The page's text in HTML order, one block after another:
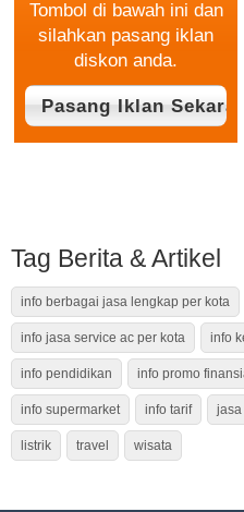
Tombol di bawah ini dan
silahkan pasang iklan
diskon anda.
Tag Berita & Artikel
info berbagai jasa lengkap per kota
info jasa service ac per kota info
info pendidikan info promo
info supermarket info tarif jasa
listrik travel wisata